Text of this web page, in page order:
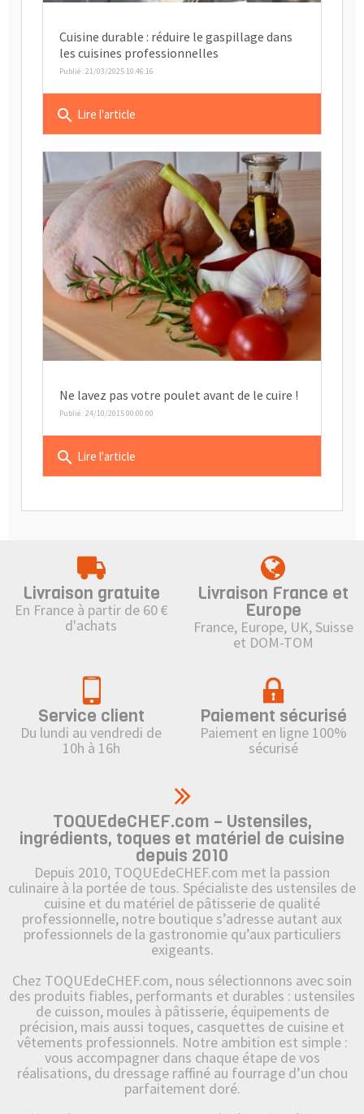
Cuisine durable : réduire le gaspillage dans
les cuisines professionnelles
Publié : 21/03/2025 10:46:16
search Lire l'article
Ne lavez pas votre poulet avant de le cuire !
Publié : 24/10/2015 00:00:00
search Lire l'article
Livraison gratuite
En France à partir de 60 €
d'achats
Livraison France et
Europe
France, Europe, UK, Suisse
et DOM-TOM
Service client
Du lundi au vendredi de
10h à 16h
Paiement sécurisé
Paiement en ligne 100%
sécurisé
TOQUEdeCHEF.com – Ustensiles,
ingrédients, toques et matériel de cuisine
depuis 2010
Depuis 2010, TOQUEdeCHEF.com met la passion
culinaire à la portée de tous. Spécialiste des ustensiles de
cuisine et du matériel de pâtisserie de qualité
professionnelle, notre boutique s’adresse autant aux
professionnels de la gastronomie qu’aux particuliers
exigeants.
Chez TOQUEdeCHEF.com, nous sélectionnons avec soin
des produits fiables, performants et durables : ustensiles
de cuisson, moules à pâtisserie, équipements de
précision, mais aussi toques, casquettes de cuisine et
vêtements professionnels. Notre ambition est simple :
vous accompagner dans chaque étape de vos
réalisations, du dressage raffiné au fourrage d’un chou
parfaitement doré.